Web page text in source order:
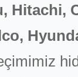
Hitachi,